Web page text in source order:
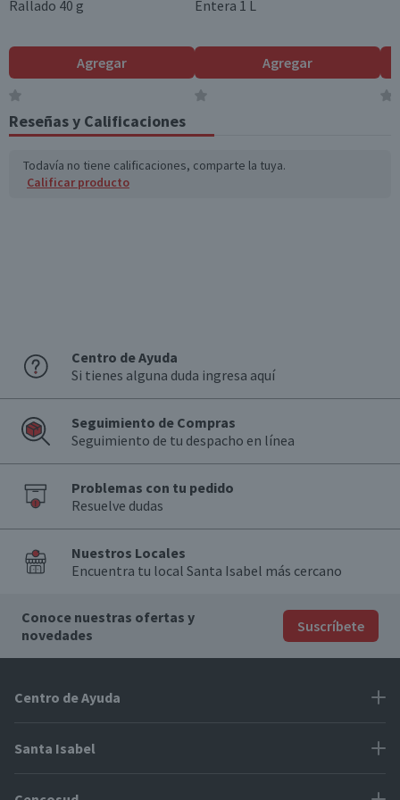
País de Origen
Limonada
Familiar
Rallado 40 g
Agregar
Entera 1 L
Agregar
Reseñas y Calificaciones
Todavía no tiene calificaciones, comparte la tuya.
Calificar producto
Centro de Ayuda
Si tienes alguna duda ingresa aquí
Seguimiento de Compras
Seguimiento de tu despacho en línea
Problemas con tu pedido
Resuelve dudas
Nuestros Locales
Encuentra tu local Santa Isabel más cercano
Conoce nuestras ofertas y
novedades
Suscríbete
Centro de Ayuda
Problemas con tu pedido
Santa Isabel
Proveedores